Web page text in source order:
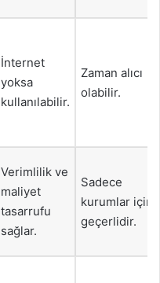
İnternet
yoksa
kullanılabilir.
Zaman alıcı
olabilir.
Verimlilik ve
maliyet
tasarrufu
sağlar.
Sadece
kurumlar için
geçerlidir.